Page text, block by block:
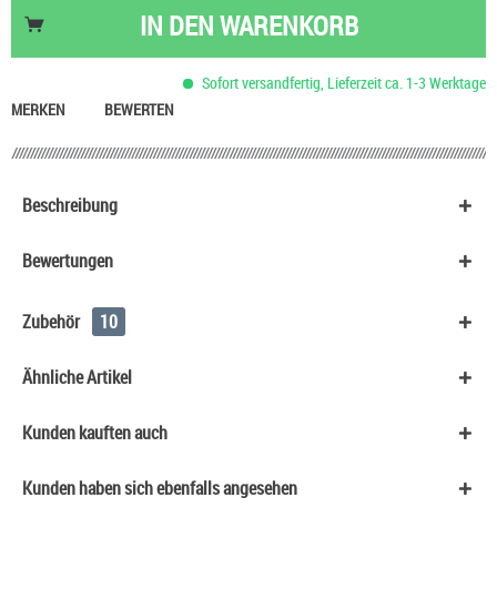
Basis Liquid VPG (70/30) SC - 100 ml
0,90 €
IN DENWARENKORB
Sofort versandfertig, Lieferzeit ca. 1-3 Werktage
MERKEN
BEWERTEN
Beschreibung
Bewertungen
Zubehör 10
Ähnliche Artikel
Kunden kauften auch
Kunden haben sich ebenfalls angesehen